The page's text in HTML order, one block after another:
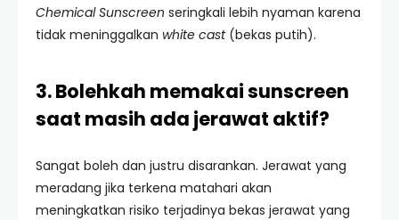
Chemical Sunscreen seringkali lebih nyaman karena
tidak meninggalkan white cast(bekas putih).
3. Bolehkah memakai sunscreen
saat masih ada jerawat aktif?
Sangat boleh dan justru disarankan. Jerawat yang
meradang jika terkena matahari akan
meningkatkan risiko terjadinya bekas jerawat yang